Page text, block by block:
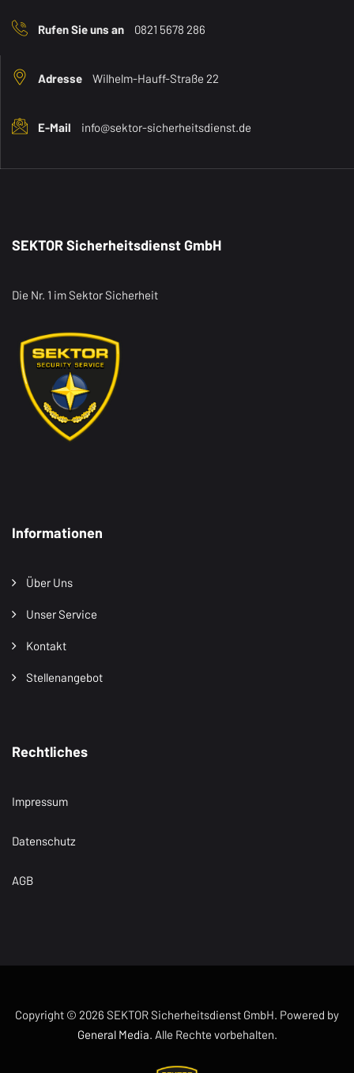
Rufen Sie uns an 0821 5678 286
Adresse Wilhelm-Hauff-Straße 22
E-Mail info@sektor-sicherheitsdienst.de
SEKTOR Sicherheitsdienst GmbH
Die Nr. 1 im Sektor Sicherheit
Informationen
Über Uns
Unser Service
Kontakt
Stellenangebot
Rechtliches
Impressum
Datenschutz
AGB
Copyright © 2026 SEKTOR Sicherheitsdienst GmbH. Powered by
General Media. Alle Rechte vorbehalten.